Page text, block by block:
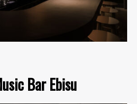
Bar Ebisu